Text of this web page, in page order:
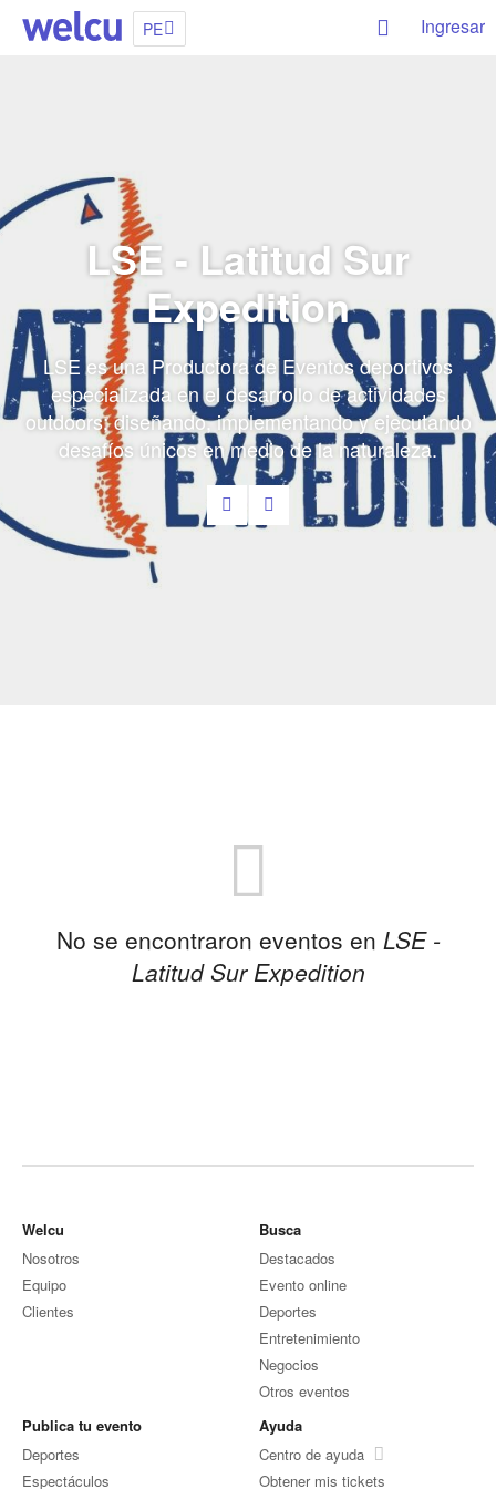
PE Ingresar
LSE - Latitud Sur
Expedition
LSE es una Productora de Eventos deportivos
especializada en el desarrollo de actividades
outdoors; diseñando, implementando y ejecutando
desafíos únicos en medio de la naturaleza.
No se encontraron eventos en LSE -
Latitud Sur Expedition
Welcu
Nosotros
Equipo
Clientes
Busca
Destacados
Evento online
Deportes
Entretenimiento
Negocios
Otros eventos
Publica tu evento
Deportes
Espectáculos
Ayuda
Centro de ayuda
Obtener mis tickets